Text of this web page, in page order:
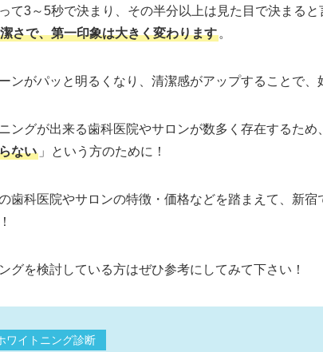
て3～5秒で決まり、その半分以上は見た目で決まると
さで、第一印象は大きく変わります 。
ンがパッと明るくなり、清潔感がアップすることで、
ングが出来る歯科医院やサロンが数多く存在するため
ない 」という方のために！
歯科医院やサロンの特徴・価格などを踏まえて、新
グを検討している方はぜひ参考にしてみて下さい！
ワイトニング診断